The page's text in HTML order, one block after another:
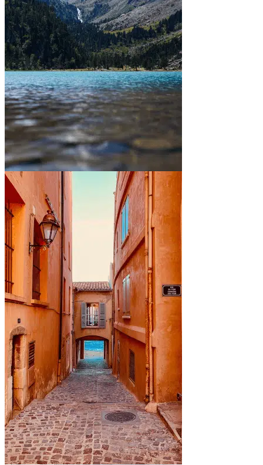
Entre montagnes et lacs